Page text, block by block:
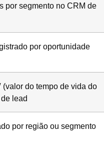
por segmento no CRM de
por oportunidade
(valor do tempo de vida do
lead
por região ou segmento